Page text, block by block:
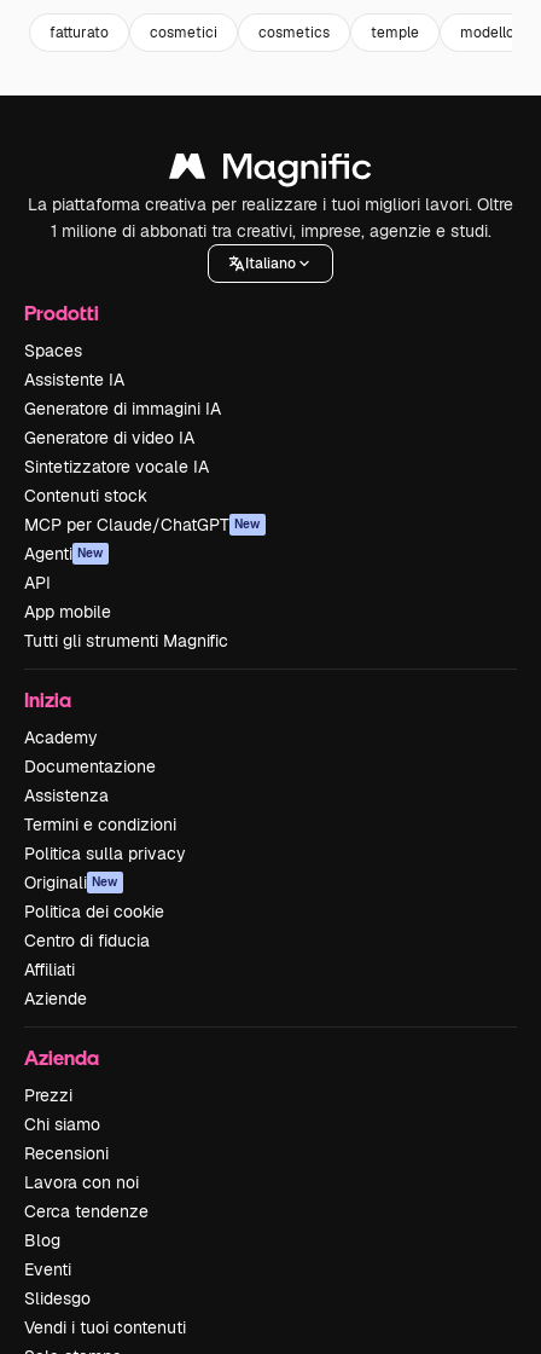
fatturato cosmetici cosmetics temple modello
La piattaforma creativa per realizzare i tuoi migliori lavori. Oltre
1 milione di abbonati tra creativi, imprese, agenzie e studi.
Italiano
Prodotti
Spaces
Assistente IA
Generatore di immagini IA
Generatore di video IA
Sintetizzatore vocale IA
Contenuti stock
MCP per Claude/ChatGPT New
Agenti New
API
App mobile
Tutti gli strumenti Magnific
Inizia
Academy
Documentazione
Assistenza
Termini e condizioni
Politica sulla privacy
Originali New
Politica dei cookie
Centro di fiducia
Affiliati
Aziende
Azienda
Prezzi
Chi siamo
Recensioni
Lavora con noi
Cerca tendenze
Blog
Eventi
Slidesgo
Vendi i tuoi contenuti